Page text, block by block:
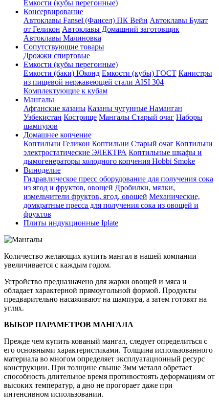
Емкости (кубы перегонные)
Консервирование
Автоклавы Fansel (Фансел) ПК Вейн Автоклавы Булат
от Геликон Автоклавы Домашний заготовщик
Автоклавы Малиновка
Сопутствующие товары
Дрожжи спиртовые
Емкости (кубы перегонные)
Емкости (баки) Юконд Емкости (кубы) ГОСТ Канистры
из пищевой нержавеющей стали AISI 304
Комплектующие к кубам
Мангалы
Афганские казаны Казаны чугунные Наманган
Узбекистан Кострище Мангалы Старый очаг Наборы
шампуров
Домашнее копчение
Коптильни Геликон Коптильни Старый очаг Коптильни
электростатические ЭЛЕКТРА Коптильные шкафы и
дымогенераторы холодного копчения Hobbi Smoke
Виноделие
Гидравлическое пресс оборудование для получения сока
из ягод и фруктов, овощей Дробилки, мялки,
измельчители фруктов, ягод, овощей Механические,
домкратные пресса для получения сока из овощей и
фруктов
Плиты индукционные Iplate
Количество желающих купить мангал в нашей компании
увеличивается с каждым годом.
Устройство предназначено для жарки овощей и мяса и
обладает характерной прямоугольной формой. Продукты
предварительно насаживают на шампура, а затем готовят на
углях.
ВЫБОР ПАРАМЕТРОВ МАНГАЛА
Прежде чем купить кованый мангал, следует определиться с
его основными характеристиками. Толщина использованного
материала во многом определяет эксплуатационный ресурс
конструкции. При толщине свыше 3мм металл обретает
способность длительное время противостоять деформациям от
высоких температур, а дно не прогорает даже при
интенсивном использовании.